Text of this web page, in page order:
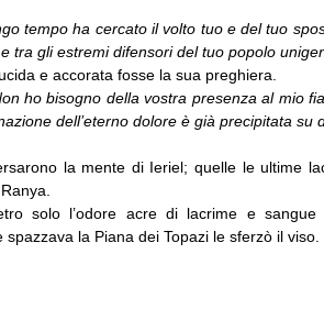
tempo ha cercato il volto tuo e del tuo
tra gli estremi difensori del tuo popolo
e accorata fosse la sua preghiera.
ho bisogno della vostra presenza al mio
dell’eterno dolore è già precipitata su
la mente di Ieriel; quelle le ultime
solo l’odore acre di lacrime e
la Piana dei Topazi le sferzò il viso.